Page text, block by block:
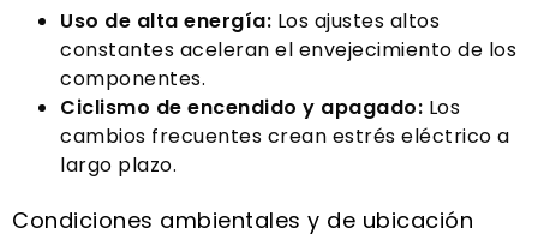
Uso de alta energía: Los ajustes altos
constantes aceleran el envejecimiento de los
componentes.
Ciclismo de encendido y apagado: Los
cambios frecuentes crean estrés eléctrico a
largo plazo.
Condiciones ambientales y de ubicación